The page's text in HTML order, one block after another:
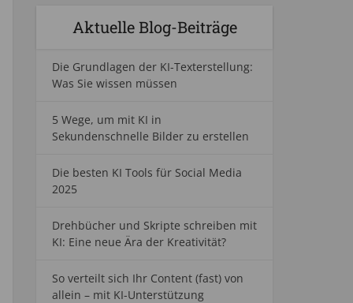
Aktuelle Blog-Beiträge
Die Grundlagen der KI-Texterstellung:
Was Sie wissen müssen
5 Wege, um mit KI in
Sekundenschnelle Bilder zu erstellen
Die besten KI Tools für Social Media
2025
Drehbücher und Skripte schreiben mit
KI: Eine neue Ära der Kreativität?
So verteilt sich Ihr Content (fast) von
allein – mit KI-Unterstützung